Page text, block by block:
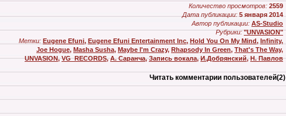
Количество просмотров: 2559
Дата публикации: 5 января 2014
Автор публикации: AS-Studio
Рубрики: "UNVASION"
Метки: Eugene Efuni, Eugene Efuni Entertainment Inc, Hold You On My Mind, Infinity,
Joe Hogue, Masha Susha, Maybe I'm Crazy, Rhapsody In Green, That's The Way,
UNVASION,VG_RECORDS,А. Саранча,Запись вокала,И.Добрянский,Н. Павлов
Читать комментарии пользователей(2)